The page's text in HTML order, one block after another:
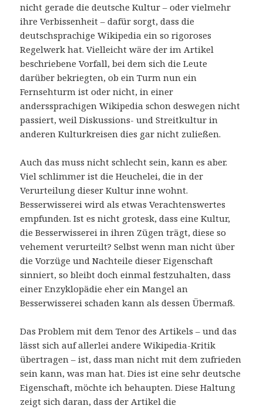
nicht gerade die deutsche Kultur – oder vielmehr
ihre Verbissenheit – dafür sorgt, dass die
deutschsprachige Wikipedia ein so rigoroses
Regelwerk hat. Vielleicht wäre der im Artikel
beschriebene Vorfall, bei dem sich die Leute
darüber bekriegten, ob ein Turm nun ein
Fernsehturm ist oder nicht, in einer
anderssprachigen Wikipedia schon deswegen nicht
passiert, weil Diskussions- und Streitkultur in
anderen Kulturkreisen dies gar nicht zuließen.
Auch das muss nicht schlecht sein, kann es aber.
Viel schlimmer ist die Heuchelei, die in der
Verurteilung dieser Kultur inne wohnt.
Besserwisserei wird als etwas Verachtenswertes
empfunden. Ist es nicht grotesk, dass eine Kultur,
die Besserwisserei in ihren Zügen trägt, diese so
vehement verurteilt? Selbst wenn man nicht über
die Vorzüge und Nachteile dieser Eigenschaft
sinniert, so bleibt doch einmal festzuhalten, dass
einer Enzyklopädie eher ein Mangel an
Besserwisserei schaden kann als dessen Übermaß.
Das Problem mit dem Tenor des Artikels – und das
lässt sich auf allerlei andere Wikipedia-Kritik
übertragen – ist, dass man nicht mit dem zufrieden
sein kann, was man hat. Dies ist eine sehr deutsche
Eigenschaft, möchte ich behaupten. Diese Haltung
zeigt sich daran, dass der Artikel die